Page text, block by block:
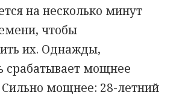
на несколько минут
чтобы
их. Однажды,
срабатывает мощнее
мощнее: 28-летний